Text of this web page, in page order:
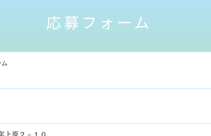
応募フォーム
ム